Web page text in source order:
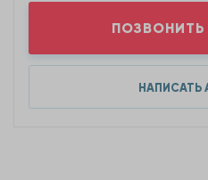
ПОЗВОНИТЬ
НАПИСАТЬ